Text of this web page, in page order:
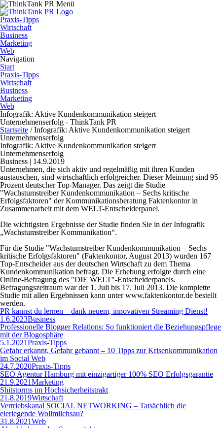
Praxis-Tipps
Wirtschaft
Business
Marketing
Web
Navigation
Start
Praxis-Tipps
Wirtschaft
Business
Marketing
Web
Infografik: Aktive Kundenkommunikation steigert
Unternehmenserfolg - ThinkTank PR
Startseite / Infografik: Aktive Kundenkommunikation steigert
Unternehmenserfolg
Infografik: Aktive Kundenkommunikation steigert
Unternehmenserfolg
Business | 14.9.2019
Unternehmen, die sich aktiv und regelmäßig mit ihren Kunden
austauschen, sind wirtschaftlich erfolgreicher. Dieser Meinung sind 95
Prozent deutscher Top-Manager. Das zeigt die Studie
"Wachstumstreiber Kundenkommunikation – Sechs kritische
Erfolgsfaktoren" der Kommunikationsberatung Faktenkontor in
Zusammenarbeit mit dem WELT-Entscheiderpanel.
Die wichtigsten Ergebnisse der Studie finden Sie in der Infografik
„Wachstumstreiber Kommunikation“.
Für die Studie "Wachstumstreiber Kundenkommunikation – Sechs
kritische Erfolgsfaktoren" (Faktenkontor, August 2013) wurden 167
Top-Entscheider aus der deutschen Wirtschaft zu dem Thema
Kundenkommunikation befragt. Die Erhebung erfolgte durch eine
Online-Befragung des "DIE WELT"-Entscheiderpanels.
Befragungszeitraum war der 1. Juli bis 17. Juli 2013. Die komplette
Studie mit allen Ergebnissen kann unter www.faktenkontor.de bestellt
werden.
PR kannst du lernen – dank neuem, innovativen Streaming Dienst!
1.6.2023Business
Professionelle Blogger Relations: So funktioniert die Beziehungspflege
mit der Blogosphäre
5.1.2021Praxis-Tipps
Gefahr erkannt, Gefahr gebannt – 10 Tipps zur Krisenkommunikation
im Social Web
24.7.2020Praxis-Tipps
SEO Agentur Hamburg mit einzigartiger 100% SEO Erfolgsgarantie
21.9.2021Marketing
Shitstorms im Hochsicherheitstrakt
21.8.2019Wirtschaft
Vertriebskanal SOCIAL NETWORKING – Tatsächlich die
eierlegende Wollmilchsau?
31.8.2021Web